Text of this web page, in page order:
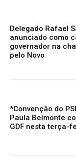
Delegado Rafael
anunciado como
governador na
pelo Novo
*Convenção do
Paula Belmonte
GDF nesta terça-